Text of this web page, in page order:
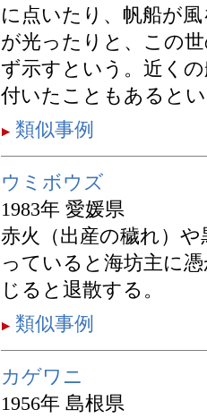
に点いたり、帆船が
が光ったりと、この
ず示すという。近く
付いたこともあると
類似事例
ウミボウズ
1983年 愛媛県
赤火（出産の穢れ）
っていると海坊主に
じると退散する。
類似事例
カゲワニ
1956年 島根県